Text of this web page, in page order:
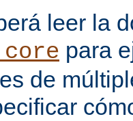
leer la
para
de